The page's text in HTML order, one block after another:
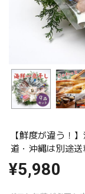
【鮮度が違う！
道・沖縄は別途送
¥5,980